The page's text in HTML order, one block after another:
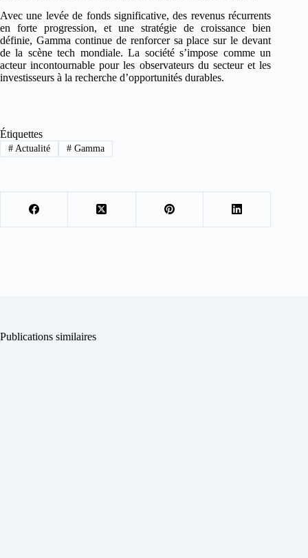
Avec une levée de fonds significative, des revenus récurrents
en forte progression, et une stratégie de croissance bien
définie, Gamma continue de renforcer sa place sur le devant
de la scène tech mondiale. La société s’impose comme un
acteur incontournable pour les observateurs du secteur et les
investisseurs à la recherche d’opportunités durables.
Étiquettes
#Actualité #Gamma
Publications similaires